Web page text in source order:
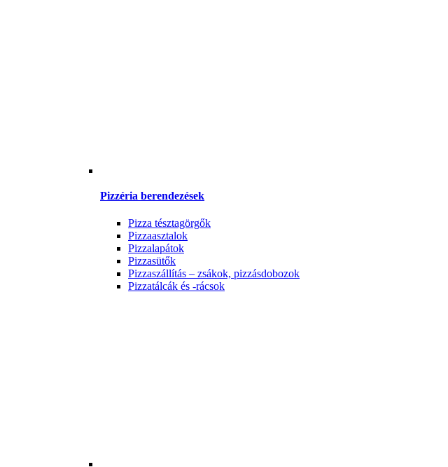
Pizzéria berendezések
Pizza tésztagörgők
Pizzaasztalok
Pizzalapátok
Pizzasütők
Pizzaszállítás – zsákok, pizzásdobozok
Pizzatálcák és -rácsok